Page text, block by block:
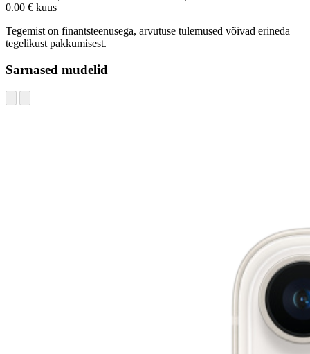
0.00 € kuus
Tegemist on finantsteenusega, arvutuse tulemused võivad erineda
tegelikust pakkumisest.
Sarnased mudelid